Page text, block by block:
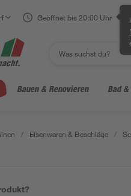
Geöffnet bis 20:00 Uhr
Bauen & Renovieren Bad
/ Eisenwaren & Beschläge /